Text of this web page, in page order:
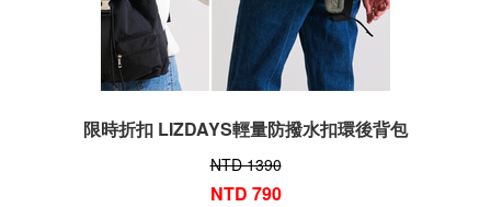
限時折扣 LIZDAYS輕量防撥水扣環後背包
NTD 1390
NTD 790